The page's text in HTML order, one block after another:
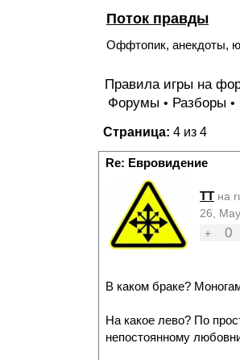
Поток правды
Оффтопик, анекдоты,
Правила игры на
Форумы • Разборы •
Страница: 4 из 4
Re: Евровидение
TT на
26,
+
0
В каком браке?
На какое лево? По
непостоянному